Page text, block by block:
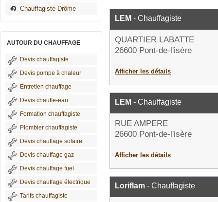
Chauffagiste Drôme
AUTOUR DU CHAUFFAGE
Devis chauffagiste
Devis pompe à chaleur
Entretien chauffage
Devis chauffe-eau
Formation chauffagiste
Plombier chauffagiste
Devis chauffage solaire
Devis chauffage gaz
Devis chauffage fuel
Devis chauffage électrique
Tarifs chauffagiste
LEM - Chauffagiste
QUARTIER LABATTE
26600 Pont-de-l'isère
Afficher les détails
LEM - Chauffagiste
RUE AMPERE
26600 Pont-de-l'isère
Afficher les détails
Loriflam - Chauffagiste